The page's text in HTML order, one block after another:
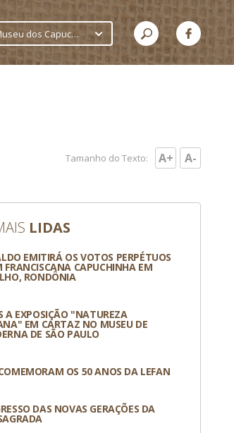
Museu dos Capuchinhos
Tamanho do Texto: A+ A-
LIDAS
EMITIRÁ OS VOTOS PERPÉTUOS
FRANCISCANA CAPUCHINHA EM
RONDÔNIA
A EXPOSIÇÃO "NATUREZA
EM CARTAZ NO MUSEU DE
DE SÃO PAULO
OS 50 ANOS DA LEFAN
DAS NOVAS GERAÇÕES DA